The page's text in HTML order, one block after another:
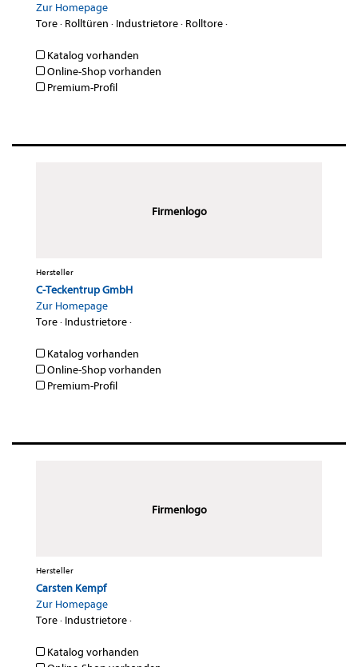
Zur Homepage
Tore· Rolltüren · Industrietore· Rolltore·
Katalog vorhanden
Online-Shop vorhanden
Premium-Profil
Firmenlogo
Hersteller
C-Teckentrup GmbH
Zur Homepage
Tore· Industrietore·
Katalog vorhanden
Online-Shop vorhanden
Premium-Profil
Firmenlogo
Hersteller
Carsten Kempf
Zur Homepage
Tore· Industrietore·
Katalog vorhanden